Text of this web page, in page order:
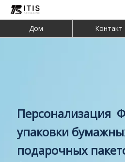
Дом Контакт
Персонализация
упаковки
подарочных